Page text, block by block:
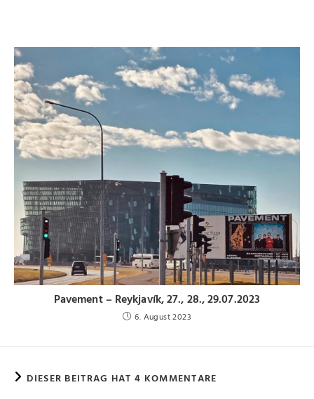
Pavement – Reykjavík, 27., 28., 29.07.2023
6. August 2023
DIESER BEITRAG HAT 4 KOMMENTARE